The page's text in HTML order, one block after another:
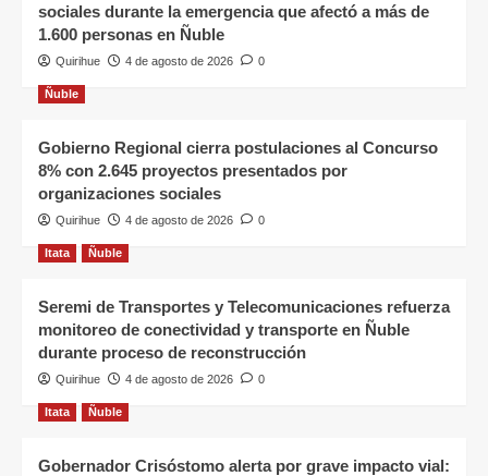
sociales durante la emergencia que afectó a más de
1.600 personas en Ñuble
Quirihue 4 de agosto de 2026 0
Ñuble
Gobierno Regional cierra postulaciones al Concurso
8% con 2.645 proyectos presentados por
organizaciones sociales
Quirihue 4 de agosto de 2026 0
Itata Ñuble
Seremi de Transportes y Telecomunicaciones refuerza
monitoreo de conectividad y transporte en Ñuble
durante proceso de reconstrucción
Quirihue 4 de agosto de 2026 0
Itata Ñuble
Gobernador Crisóstomo alerta por grave impacto vial: